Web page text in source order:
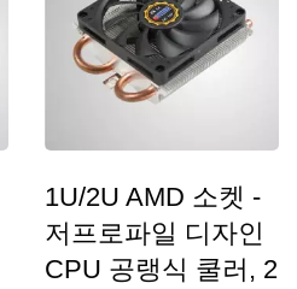
1U/2U AMD 소켓 -
저프로파일 디자인
CPU 공랭식 쿨러, 2